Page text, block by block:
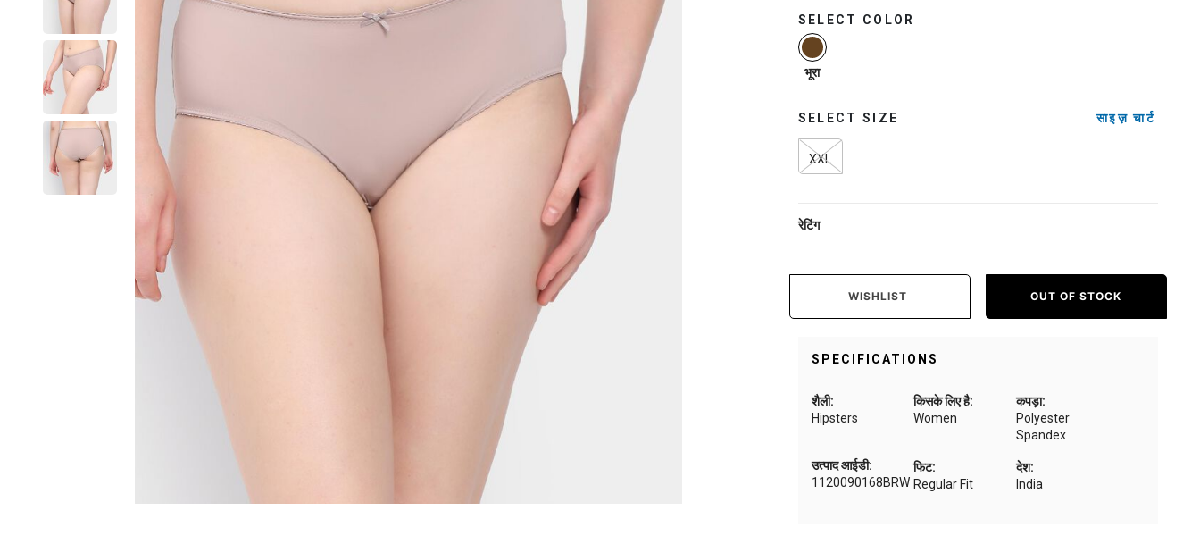
SELECT COLOR
selected
भूरा
SELECT SIZE साइज़ चार्ट
XXL
रेटिंग
WISHLIST OUT OF STOCK
SPECIFICATIONS
शैली:
Hipsters
किसके लिए है:
Women
कपड़ा:
Polyester
Spandex
फिट:
Regular Fit
देश:
India
उत्पाद आईडी:
1120090168BRW